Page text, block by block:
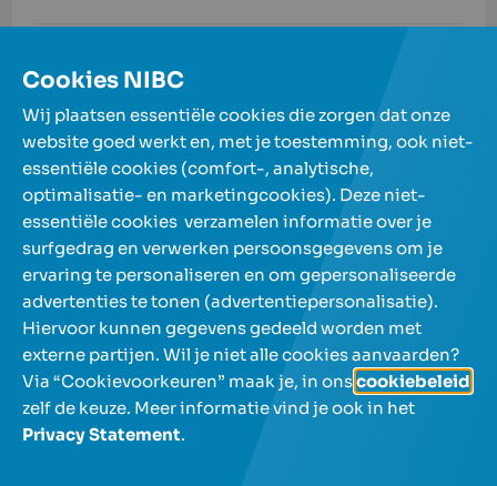
Vrijstelling van roerende voorheffing
Onze spaarrekeningen
Over NIBC
Help en contact
NL FR
Cookies NIBC
Wij plaatsen essentiële cookies die zorgen dat onze
website goed werkt en, met je toestemming, ook niet-
essentiële cookies (comfort-, analytische,
optimalisatie- en marketingcookies). Deze niet-
essentiële cookies verzamelen informatie over je
surfgedrag en verwerken persoonsgegevens om je
ervaring te personaliseren en om gepersonaliseerde
advertenties te tonen (advertentiepersonalisatie).
Hiervoor kunnen gegevens gedeeld worden met
externe partijen. Wil je niet alle cookies aanvaarden?
Via “Cookievoorkeuren” maak je, in onscookiebeleid
zelf de keuze. Meer informatie vind je ook in het
Privacy Statement.